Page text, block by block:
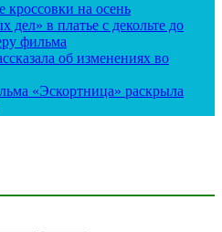
на осень
дел» в платье с декольте до
фильма
об изменениях во
«Эскортница» раскрыла